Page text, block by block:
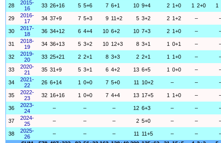
28
2015-
16
33 26+16 5 5+6 7 6+1 10 9+4 2 1+0 1 2+0 1
29
2016-
17
34 37+9 7 5+3 9 11+2 5 3+2 2 1+2 –
30
2017-
18
36 34+12 6 4+4 10 6+2 10 7+3 2 1+0 –
31
2018-
19
34 36+13 5 3+2 10 12+3 8 3+1 1 0+1 –
32
2019-
20
33 25+21 2 2+1 8 3+3 2 2+1 1 1+0 –
33
2020-
21
35 31+9 5 3+1 6 4+2 13 6+5 1 0+0 –
34
2021-
22
26 6+14 1 0+0 7 5+0 11 10+2 – –
35
2022-
23
32 16+16 1 0+0 7 4+4 13 17+5 1 1+0 –
36
2023-
24
– – – 12 6+3 – –
37
2024-
25
– – – 2 5+0 – –
38
2025-
26
– – – 11 11+5 – –